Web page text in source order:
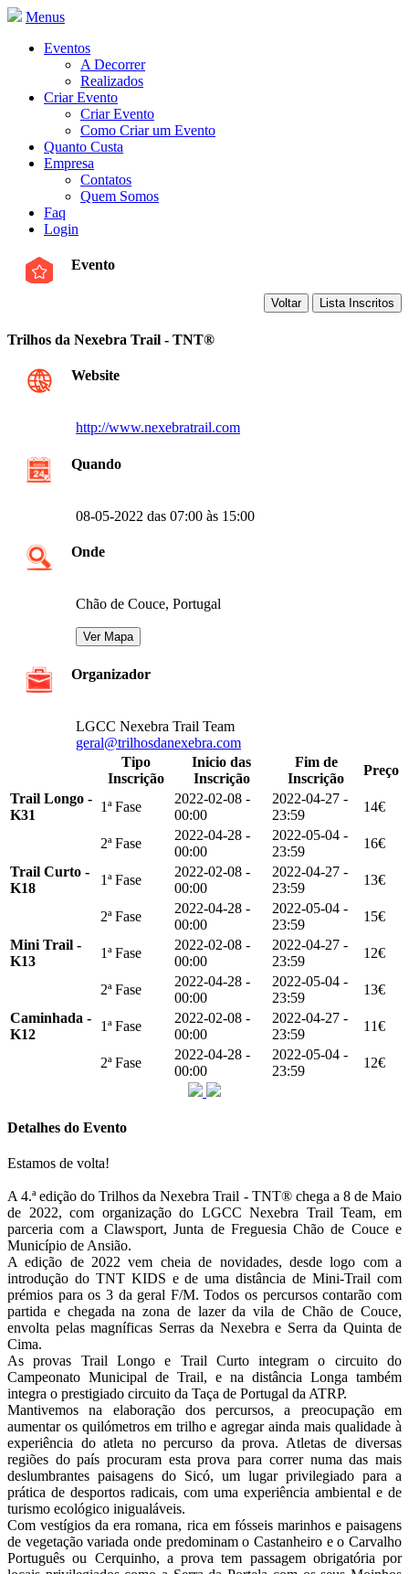
Menus
Eventos
A Decorrer
Realizados
Criar Evento
Criar Evento
Como Criar um Evento
Quanto Custa
Empresa
Contatos
Quem Somos
Faq
Login
Evento
Trilhos da Nexebra Trail - TNT®
Website
http://www.nexebratrail.com
Quando
08-05-2022 das 07:00 às 15:00
Onde
Chão de Couce, Portugal
Organizador
LGCC Nexebra Trail Team
geral@trilhosdanexebra.com
Tipo
Inscrição
Inicio das
Inscrição
Fim de
Inscrição
Preço
Trail Longo -
K31
1ª Fase
2022-02-08 -
00:00
2022-04-27 -
23:59
14€
2ª Fase
2022-04-28 -
00:00
2022-05-04 -
23:59
16€
Trail Curto -
K18
1ª Fase
2022-02-08 -
00:00
2022-04-27 -
23:59
13€
2ª Fase
2022-04-28 -
00:00
2022-05-04 -
23:59
15€
Mini Trail -
K13
1ª Fase
2022-02-08 -
00:00
2022-04-27 -
23:59
12€
2ª Fase
2022-04-28 -
00:00
2022-05-04 -
23:59
13€
Caminhada -
K12
1ª Fase
2022-02-08 -
00:00
2022-04-27 -
23:59
11€
2ª Fase
2022-04-28 -
00:00
2022-05-04 -
23:59
12€
Detalhes do Evento
Estamos de volta!
A 4.ª edição do Trilhos da Nexebra Trail - TNT® chega a 8 de Maio
de 2022, com organização do LGCC Nexebra Trail Team, em
parceria com a Clawsport, Junta de Freguesia Chão de Couce e
Município de Ansião.
A edição de 2022 vem cheia de novidades, desde logo com a
introdução do TNT KIDS e de uma distância de Mini-Trail com
prémios para os 3 da geral F/M. Todos os percursos contarão com
partida e chegada na zona de lazer da vila de Chão de Couce,
envolta pelas magníficas Serras da Nexebra e Serra da Quinta de
Cima.
As provas Trail Longo e Trail Curto integram o circuito do
Campeonato Municipal de Trail, e na distância Longa também
integra o prestigiado circuito da Taça de Portugal da ATRP.
Mantivemos na elaboração dos percursos, a preocupação em
aumentar os quilómetros em trilho e agregar ainda mais qualidade à
experiência do atleta no percurso da prova. Atletas de diversas
regiões do país procuram esta prova para correr numa das mais
deslumbrantes paisagens do Sicó, um lugar privilegiado para a
prática de desportos radicais, com uma experiência ambiental e de
turismo ecológico inigualáveis.
Com vestígios da era romana, rica em fósseis marinhos e paisagens
de vegetação variada onde predominam o Castanheiro e o Carvalho
Português ou Cerquinho, a prova tem passagem obrigatória por